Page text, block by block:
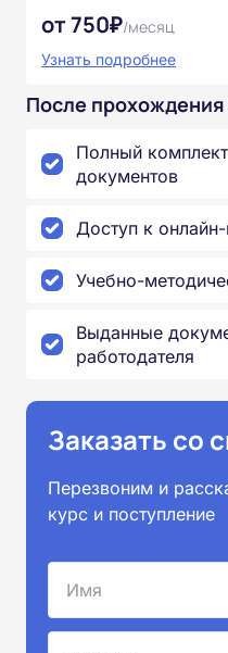
от 750₽/месяц
Узнать подробнее
После прохождения
Полный
документов
Доступ к
Учебно-
Выданные
работодателя
Заказать со
Перезвоним и
курс и поступление